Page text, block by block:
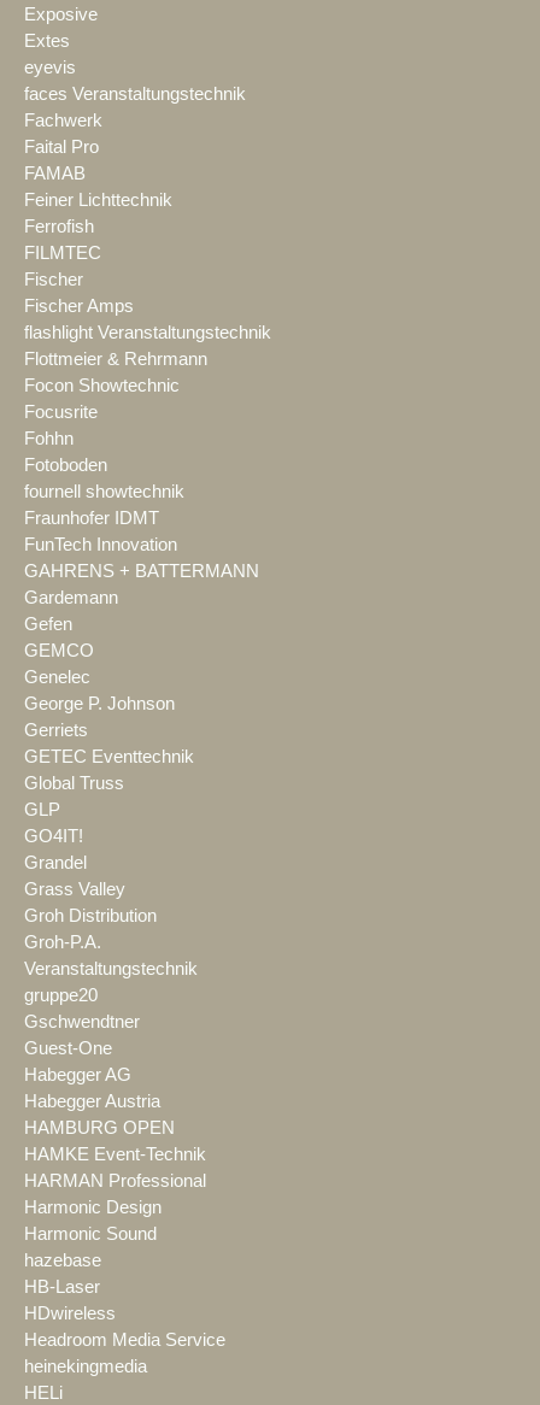
Exposive
Extes
eyevis
faces Veranstaltungstechnik
Fachwerk
Faital Pro
FAMAB
Feiner Lichttechnik
Ferrofish
FILMTEC
Fischer
Fischer Amps
flashlight Veranstaltungstechnik
Flottmeier & Rehrmann
Focon Showtechnic
Focusrite
Fohhn
Fotoboden
fournell showtechnik
Fraunhofer IDMT
FunTech Innovation
GAHRENS + BATTERMANN
Gardemann
Gefen
GEMCO
Genelec
George P. Johnson
Gerriets
GETEC Eventtechnik
Global Truss
GLP
GO4IT!
Grandel
Grass Valley
Groh Distribution
Groh-P.A.
Veranstaltungstechnik
gruppe20
Gschwendtner
Guest-One
Habegger AG
Habegger Austria
HAMBURG OPEN
HAMKE Event-Technik
HARMAN Professional
Harmonic Design
Harmonic Sound
hazebase
HB-Laser
HDwireless
Headroom Media Service
heinekingmedia
HELi